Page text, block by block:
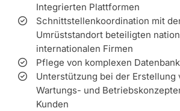
Integrierten Plattformen
Schnittstellenkoordination mit
Umrüststandort beteiligten
internationalen Firmen
Pflege von komplexen
Unterstützung bei der Erstellung
Wartungs- und
Kunden